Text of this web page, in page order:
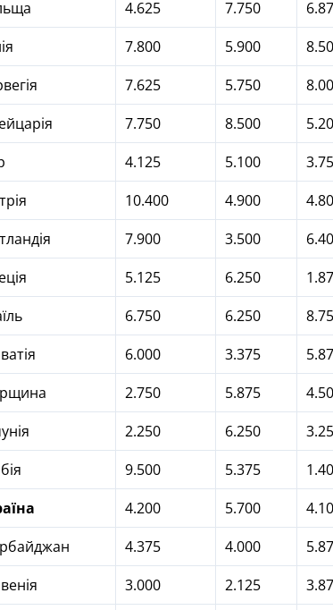
4.625 7.750
7.800 5.900
7.625 5.750
7.750 8.500
4.125 5.100
10.400 4.900
7.900 3.500
5.125 6.250
6.750 6.250
6.000 3.375
2.750 5.875
2.250 6.250
9.500 5.375
4.200 5.700
4.375 4.000
3.000 2.125